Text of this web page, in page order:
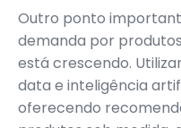
Outro ponto
demanda por
está crescendo.
data e inteligência
oferecendo